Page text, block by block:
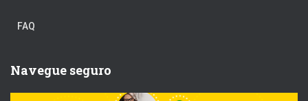
FAQ
Navegue seguro